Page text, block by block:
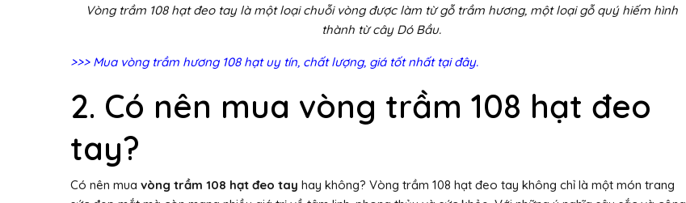
Vòng trầm 108 hạt đeo tay là một loại chuỗi vòng được làm từ gỗ trầm hương, một loại gỗ quý hiếm hình
thành từ cây Dó Bầu.
>>> Mua vòng trầm hương 108 hạt uy tín, chất lượng, giá tốt nhất tại đây.
2. Có nên mua vòng trầm 108 hạt đeo
tay?
Có nên mua vòng trầm 108 hạt đeo tay hay không? Vòng trầm 108 hạt đeo tay không chỉ là một món trang